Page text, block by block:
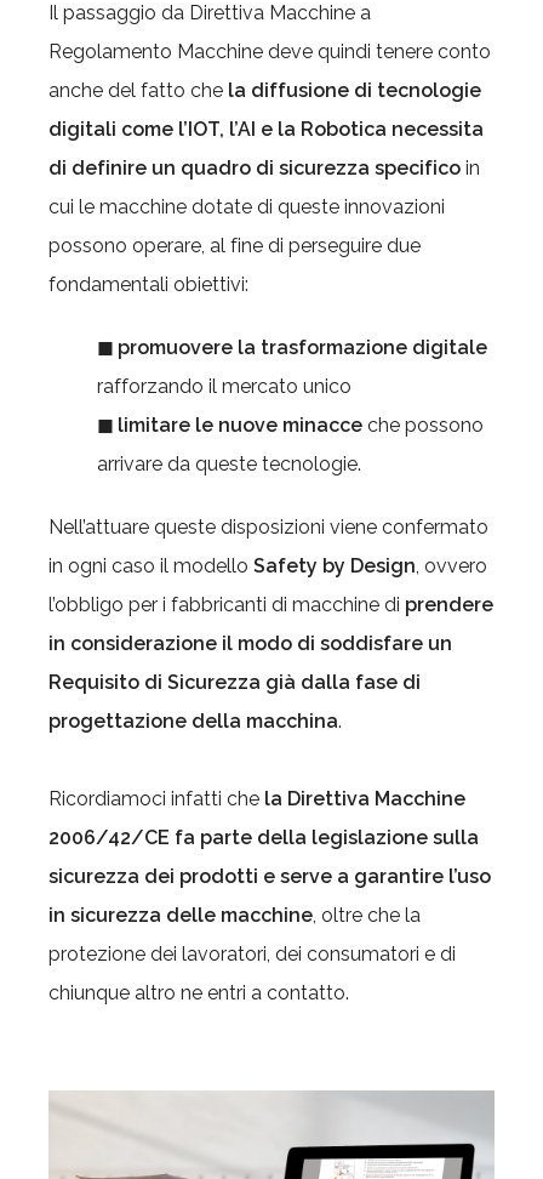
Il passaggio da Direttiva Macchine a
Regolamento Macchine deve quindi tenere conto
anche del fatto che la diffusione di tecnologie
digitali come l’IOT, l’AI e la Robotica necessita
di definire un quadro di sicurezza specifico in
cui le macchine dotate di queste innovazioni
possono operare, al fine di perseguire due
fondamentali obiettivi:
◼ promuovere la trasformazione digitale
rafforzando il mercato unico
◼ limitare le nuove minacce che possono
arrivare da queste tecnologie.
Nell’attuare queste disposizioni viene confermato
in ogni caso il modello Safety by Design, ovvero
l’obbligo per i fabbricanti di macchine di prendere
in considerazione il modo di soddisfare un
Requisito di Sicurezza già dalla fase di
progettazione della macchina.
Ricordiamoci infatti che la Direttiva Macchine
2006/42/CE fa parte della legislazione sulla
sicurezza dei prodotti e serve a garantire l’uso
in sicurezza delle macchine, oltre che la
protezione dei lavoratori, dei consumatori e di
chiunque altro ne entri a contatto.